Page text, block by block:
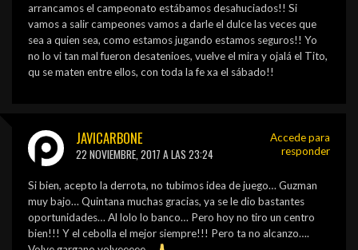
arrancamos el campeonato estábamos desahuciados!! Si
vamos a salir campeones vamos a darle el dulce las veces que
sea a quien sea, como estamos jugando estamos seguros!! Yo
no lo vi tan mal fueron desatenioes, vuelve el mira y ojalá el Tito,
qu se maten entre ellos, con toda la fe xa el sábado!!
JAVICARBONE
22 NOVIEMBRE, 2017 A LAS 23:24
Si bien, acepto la derrota, no tubimos idea de juego… Guzman
muy bajo… Quintana muchas gracias, ya se le dio bastantes
oportunidades… Al lolo lo banco… Pero hoy no tiro un centro
bien!!! Y el cebolla el mejor siempre!!! Pero ta no alcanzo….
Accede para
responder